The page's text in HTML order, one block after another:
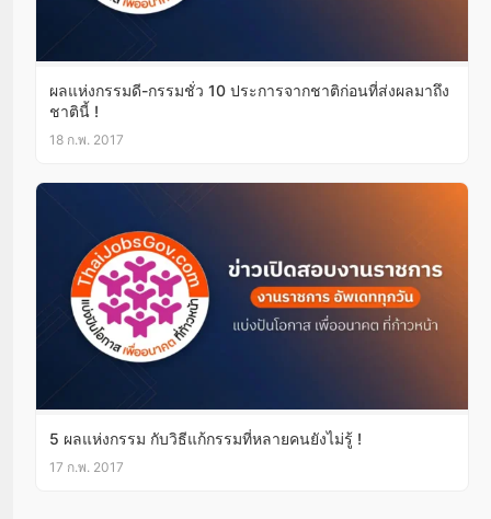
ผลแห่งกรรมดี-กรรมชั่ว 10 ประการจากชาติก่อนที่ส่งผลมาถึง
ชาตินี้ !
18 ก.พ. 2017
5 ผลแห่งกรรม กับวิธีแก้กรรมที่หลายคนยังไม่รู้ !
17 ก.พ. 2017